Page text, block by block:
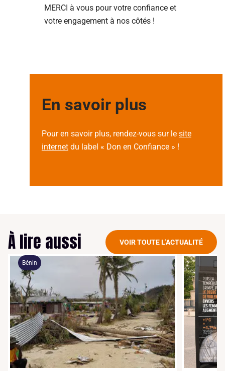
MERCI à vous pour votre confiance et
votre engagement à nos côtés !
En savoir plus
Pour en savoir plus, rendez-vous sur le site
internetdu label « Don en Confiance » !
À lire aussi VOIR TOUTE L'ACTUALITÉ
Bénin